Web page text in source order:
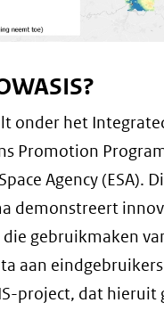
onder het
Promotion
Agency (ESA).
demonstreert
gebruikmaken
aan
project, dat